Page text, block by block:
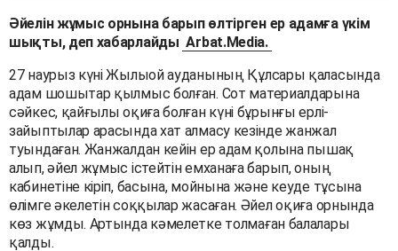
Әйелін жұмыс орнына барып өлтірген ер адамға үкім
шықты, деп хабарлайды Arbat.Media.
27 наурыз күні Жылыой ауданының Құлсары қаласында
адам шошытар қылмыс болған. Сот материалдарына
сәйкес, қайғылы оқиға болған күні бұрынғы ерлі-
зайыптылар арасында хат алмасу кезінде жанжал
туындаған. Жанжалдан кейін ер адам қолына пышақ
алып, әйел жұмыс істейтін емханаға барып, оның
кабинетіне кіріп, басына, мойнына және кеуде тұсына
өлімге әкелетін соққылар жасаған. Әйел оқиға орнында
көз жұмды. Артында кәмелетке толмаған балалары
қалды.